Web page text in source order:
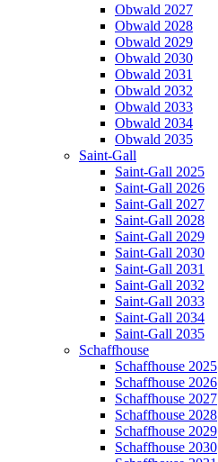
Obwald 2027
Obwald 2028
Obwald 2029
Obwald 2030
Obwald 2031
Obwald 2032
Obwald 2033
Obwald 2034
Obwald 2035
Saint-Gall
Saint-Gall 2025
Saint-Gall 2026
Saint-Gall 2027
Saint-Gall 2028
Saint-Gall 2029
Saint-Gall 2030
Saint-Gall 2031
Saint-Gall 2032
Saint-Gall 2033
Saint-Gall 2034
Saint-Gall 2035
Schaffhouse
Schaffhouse 2025
Schaffhouse 2026
Schaffhouse 2027
Schaffhouse 2028
Schaffhouse 2029
Schaffhouse 2030